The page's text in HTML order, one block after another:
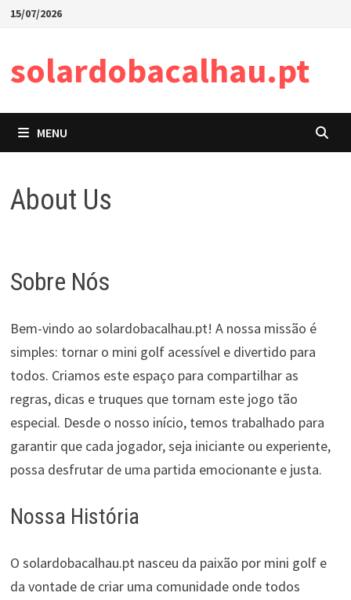
Skip15/07/2026
solardobacalhau.pt
MENU
About Us
Sobre Nós
Bem-vindo ao solardobacalhau.pt! A nossa missão é
simples: tornar o mini golf acessível e divertido para
todos. Criamos este espaço para compartilhar as
regras, dicas e truques que tornam este jogo tão
especial. Desde o nosso início, temos trabalhado para
garantir que cada jogador, seja iniciante ou experiente,
possa desfrutar de uma partida emocionante e justa.
Nossa História
O solardobacalhau.pt nasceu da paixão por mini golf e
da vontade de criar uma comunidade onde todos